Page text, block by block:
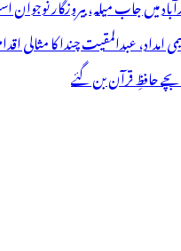
حافظِ قرآن بن گئے